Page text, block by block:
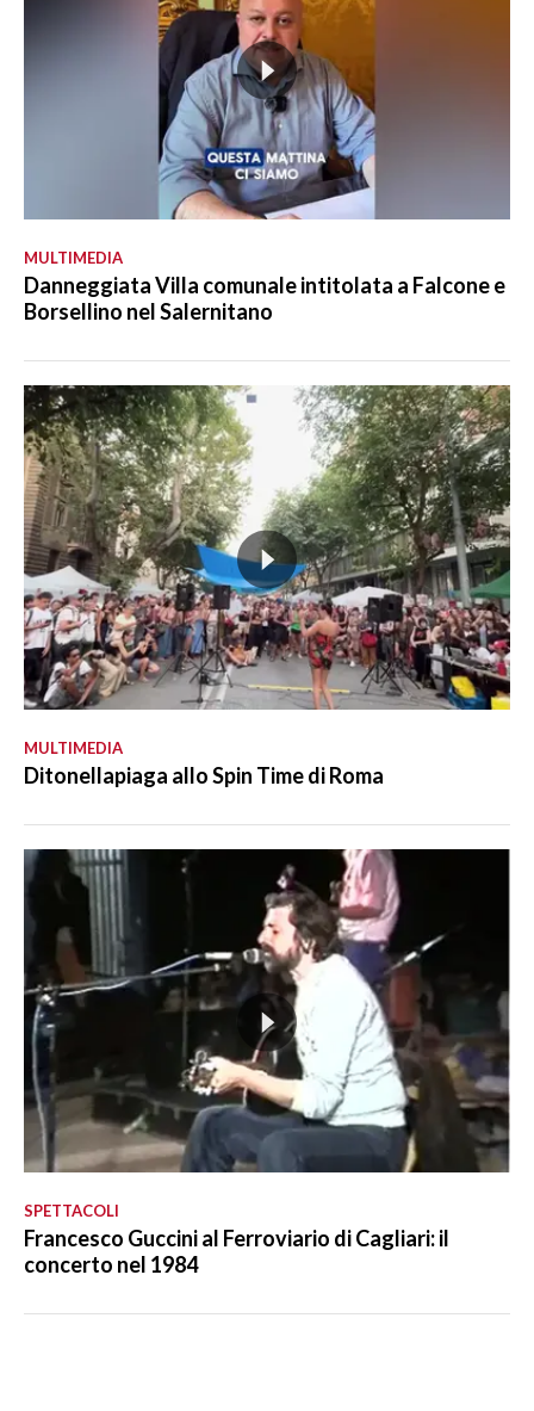
MULTIMEDIA
Danneggiata Villa comunale intitolata a Falcone e
Borsellino nel Salernitano
MULTIMEDIA
Ditonellapiaga allo Spin Time di Roma
SPETTACOLI
Francesco Guccini al Ferroviario di Cagliari: il
concerto nel 1984